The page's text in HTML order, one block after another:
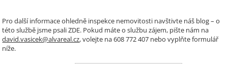
Pro další informace ohledně inspekce nemovitosti navštivte náš blog – o
této službě jsme psali ZDE. Pokud máte o službu zájem, pište nám na
david.vasicek@alvareal.cz, volejte na 608 772 407 nebo vyplňte formulář
níže.